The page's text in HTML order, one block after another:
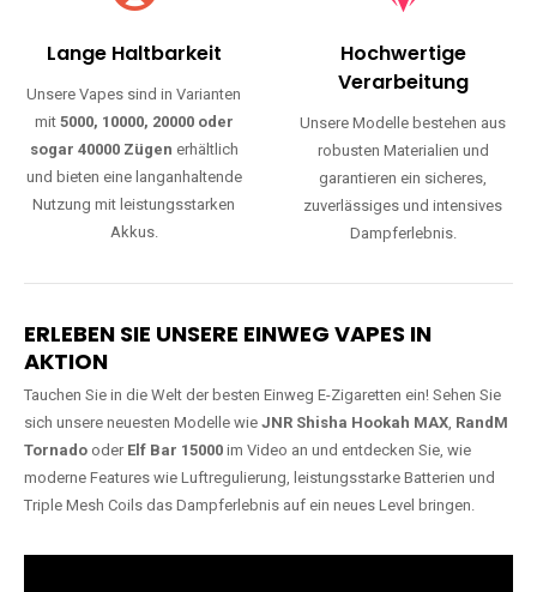
Lange Haltbarkeit
Unsere Vapes sind in Varianten
mit 5000, 10000, 20000 oder
sogar 40000 Zügen erhältlich
und bieten eine langanhaltende
Nutzung mit leistungsstarken
Akkus.
Hochwertige
Verarbeitung
Unsere Modelle bestehen aus
robusten Materialien und
garantieren ein sicheres,
zuverlässiges und intensives
Dampferlebnis.
ERLEBEN SIE UNSERE EINWEG VAPES IN
AKTION
Tauchen Sie in die Welt der besten Einweg E-Zigaretten ein! Sehen Sie
sich unsere neuesten Modelle wie JNR Shisha Hookah MAX, RandM
Tornado oder Elf Bar 15000 im Video an und entdecken Sie, wie
moderne Features wie Luftregulierung, leistungsstarke Batterien und
Triple Mesh Coils das Dampferlebnis auf ein neues Level bringen.